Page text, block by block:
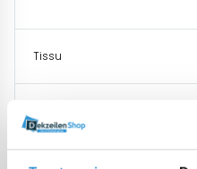
Tissu